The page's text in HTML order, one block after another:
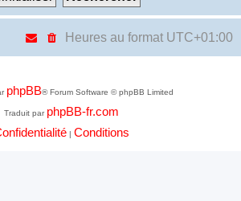
Heures au format UTC+01:00
phpBB® Forum Software © phpBB Limited
Traduit par phpBB-fr.com
| Conditions